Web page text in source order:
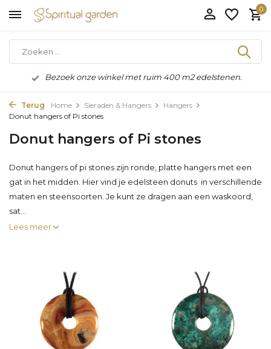
0
Bezoek onze winkel met ruim 400 m2 edelstenen.
Terug Home Sieraden & Hangers
Hangers
Donut hangers of Pi stones
Donut hangers of Pi stones
Donut hangers of pi stones zijn ronde, platte hangers met een
gat in het midden. Hier vind je edelsteen donuts in verschillende
maten en steensoorten. Je kunt ze dragen aan een waskoord,
sat...
Lees meer